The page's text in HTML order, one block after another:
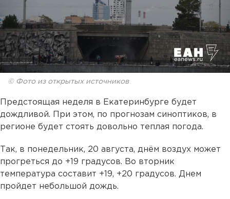
© Фото из открытых источников
Предстоящая неделя в Екатеринбурге будет
дождливой. При этом, по прогнозам синоптиков, в
регионе будет стоять довольно теплая погода.
Так, в понедельник, 20 августа, днём воздух может
прогреться до +19 градусов. Во вторник
температура составит +19, +20 градусов. Днем
пройдет небольшой дождь.